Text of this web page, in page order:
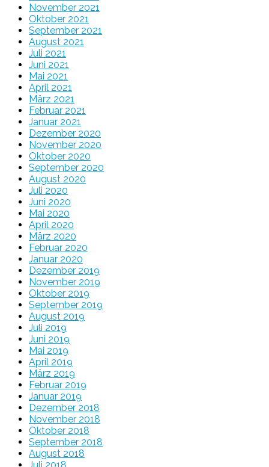
November 2021
Oktober 2021
September 2021
August 2021
Juli 2021
Juni 2021
Mai 2021
April 2021
März 2021
Februar 2021
Januar 2021
Dezember 2020
November 2020
Oktober 2020
September 2020
August 2020
Juli 2020
Juni 2020
Mai 2020
April 2020
März 2020
Februar 2020
Januar 2020
Dezember 2019
November 2019
Oktober 2019
September 2019
August 2019
Juli 2019
Juni 2019
Mai 2019
April 2019
März 2019
Februar 2019
Januar 2019
Dezember 2018
November 2018
Oktober 2018
September 2018
August 2018
Juli 2018